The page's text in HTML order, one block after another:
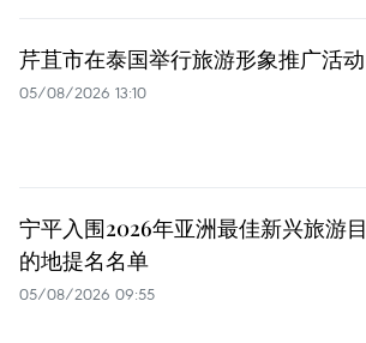
芹苴市在泰国举行旅游形象推广活动
05/08/2026 13:10
宁平入围2026年亚洲最佳新兴旅游目
的地提名名单
05/08/2026 09:55